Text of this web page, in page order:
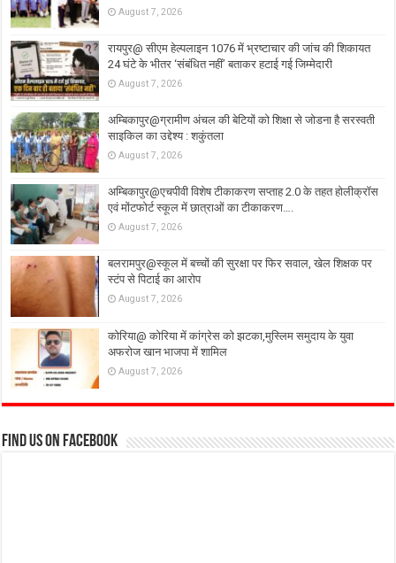
August 7, 2026
रायपुर@ सीएम हेल्पलाइन 1076 में भ्रष्टाचार की जांच की शिकायत
24 घंटे के भीतर ‘संबंधित नहीं’ बताकर हटाई गई जिम्मेदारी
August 7, 2026
अम्बिकापुर@ग्रामीण अंचल की बेटियों को शिक्षा से जोडना है सरस्वती
साइकिल का उद्देश्य : शकुंतला
August 7, 2026
अम्बिकापुर@एचपीवी विशेष टीकाकरण सप्ताह 2.0 के तहत होलीक्रॉस
एवं मोंटफोर्ट स्कूल में छात्राओं का टीकाकरण….
August 7, 2026
बलरामपुर@स्कूल में बच्चों की सुरक्षा पर फिर सवाल, खेल शिक्षक पर
स्टंप से पिटाई का आरोप
August 7, 2026
कोरिया@ कोरिया में कांग्रेस को झटका,मुस्लिम समुदाय के युवा
अफरोज खान भाजपा में शामिल
August 7, 2026
Find us on Facebook